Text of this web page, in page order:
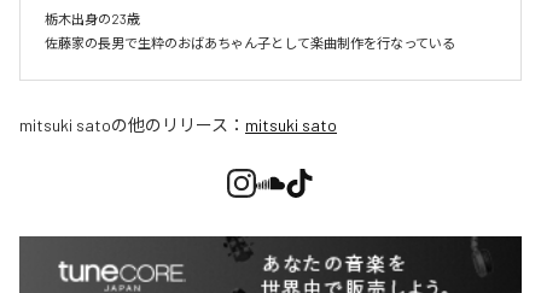
栃木出身の23歳
佐藤家の長男で生粋のおばあちゃん子として楽曲制作を行なっている
mitsuki satoの他のリリース： mitsuki sato